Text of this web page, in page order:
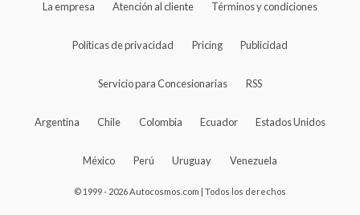
La empresa Atención al cliente Términos y condiciones
Políticas de privacidad Pricing Publicidad
Servicio para Concesionarias RSS
Argentina Chile Colombia Ecuador Estados Unidos
México Perú Uruguay Venezuela
© 1999 - 2026 Autocosmos.com | Todos los derechos